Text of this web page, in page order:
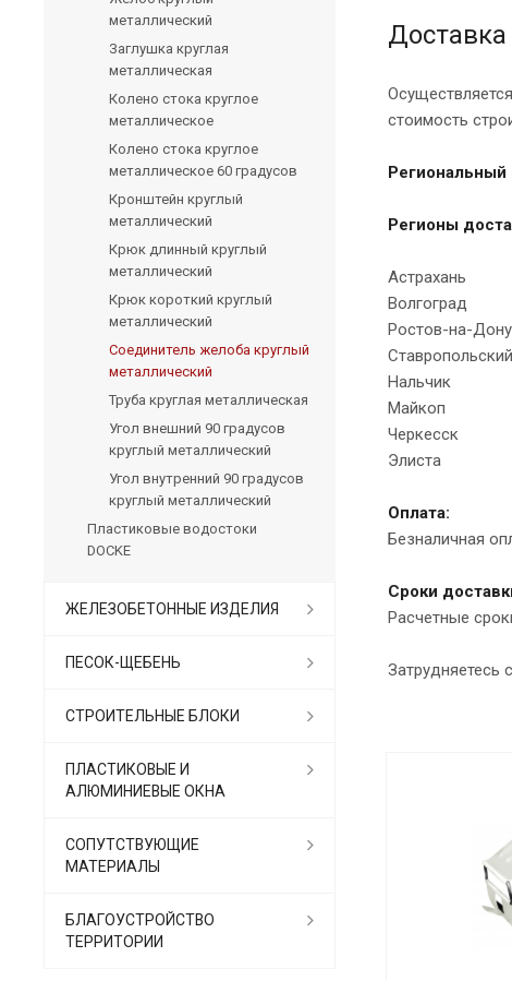
стоимость
Региональный
Регионы
Астрахань
Волгоград
Ростов-на-Дону
Нальчик
Майкоп
Черкесск
Элиста
Оплата:
Безналичная
Сроки
Расчетные
Затрудняетесь
металлический
Заглушка круглая
металлическая
Колено стока круглое
металлическое
Колено стока круглое
металлическое 60 градусов
Кронштейн круглый
металлический
Крюк длинный круглый
металлический
Крюк короткий круглый
металлический
Соединитель желоба круглый
металлический
Труба круглая металлическая
Угол внешний 90 градусов
круглый металлический
Угол внутренний 90 градусов
круглый металлический
Пластиковые водостоки
DOCKE
ЖЕЛЕЗОБЕТОННЫЕ ИЗДЕЛИЯ
ПЕСОК-ЩЕБЕНЬ
СТРОИТЕЛЬНЫЕ БЛОКИ
ПЛАСТИКОВЫЕ И
АЛЮМИНИЕВЫЕ ОКНА
СОПУТСТВУЮЩИЕ
МАТЕРИАЛЫ
БЛАГОУСТРОЙСТВО
ТЕРРИТОРИИ